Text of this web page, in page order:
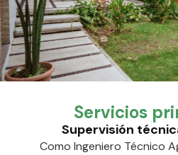
Servicios
Supervisión
Como Ingeniero Técnico